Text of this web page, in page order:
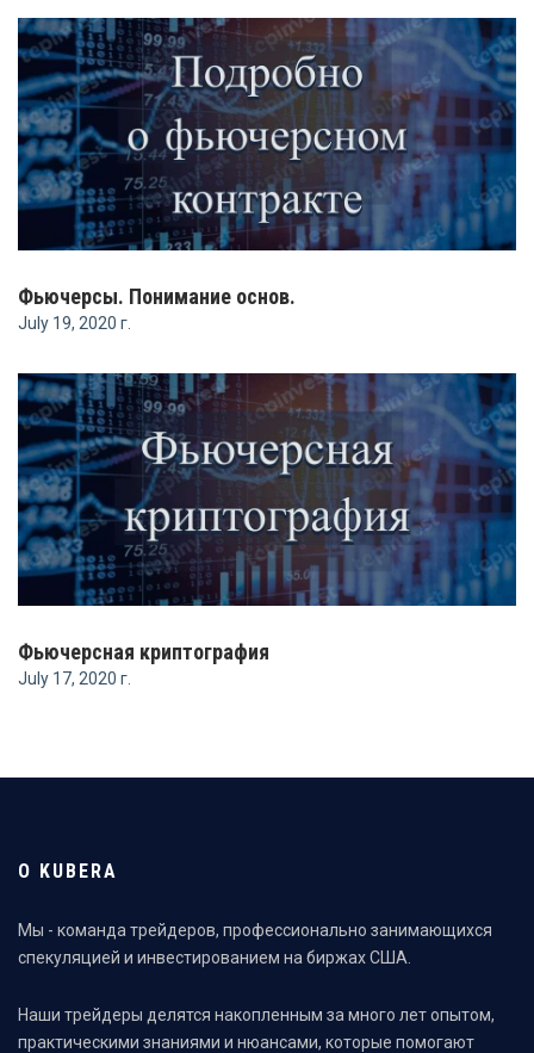
Фьючерсы. Понимание основ.
July 19, 2020 г.
Фьючерсная криптография
July 17, 2020 г.
О KUBERA
Мы - команда трейдеров, профессионально занимающихся
спекуляцией и инвестированием на биржах США.
Наши трейдеры делятся накопленным за много лет опытом,
практическими знаниями и нюансами, которые помогают